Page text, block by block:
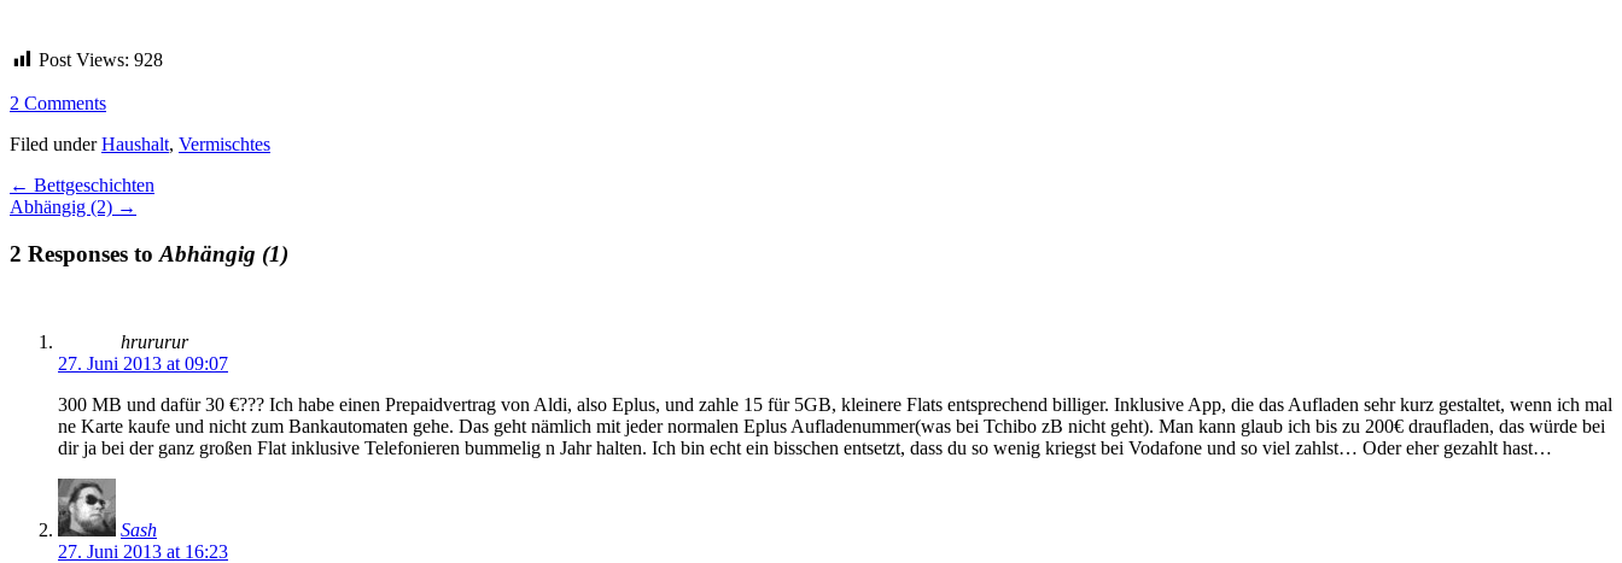
Post Views: 928
2 Comments
Filed underHaushalt, Vermischtes
← Bettgeschichten
Abhängig (2) →
2 Responses to Abhängig (1)
hrururur
27. Juni 2013 at 09:07
300 MB und dafür 30 €??? Ich habe einen Prepaidvertrag von Aldi, also Eplus, und zahle 15 für 5GB, kleinere Flats entsprechend billiger. Inklusive App, die das Aufladen sehr kurz gestaltet, wenn ich mal
ne Karte kaufe und nicht zum Bankautomaten gehe. Das geht nämlich mit jeder normalen Eplus Aufladenummer(was bei Tchibo zB nicht geht). Man kann glaub ich bis zu 200€ draufladen, das würde bei
dir ja bei der ganz großen Flat inklusive Telefonieren bummelig n Jahr halten. Ich bin echt ein bisschen entsetzt, dass du so wenig kriegst bei Vodafone und so viel zahlst… Oder eher gezahlt hast…
Sash
27. Juni 2013 at 16:23